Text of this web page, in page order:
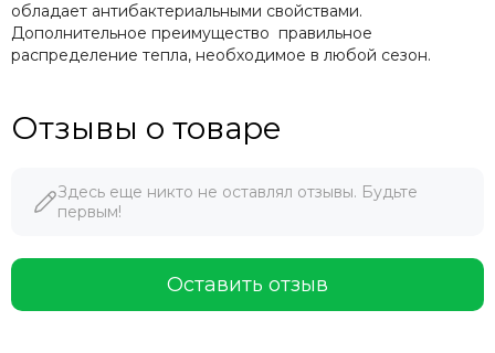
обладает антибактериальными свойствами.
Дополнительное преимущество правильное
распределение тепла, необходимое в любой сезон.
Отзывы о товаре
Здесь еще никто не оставлял отзывы. Будьте
первым!
Оставить отзыв